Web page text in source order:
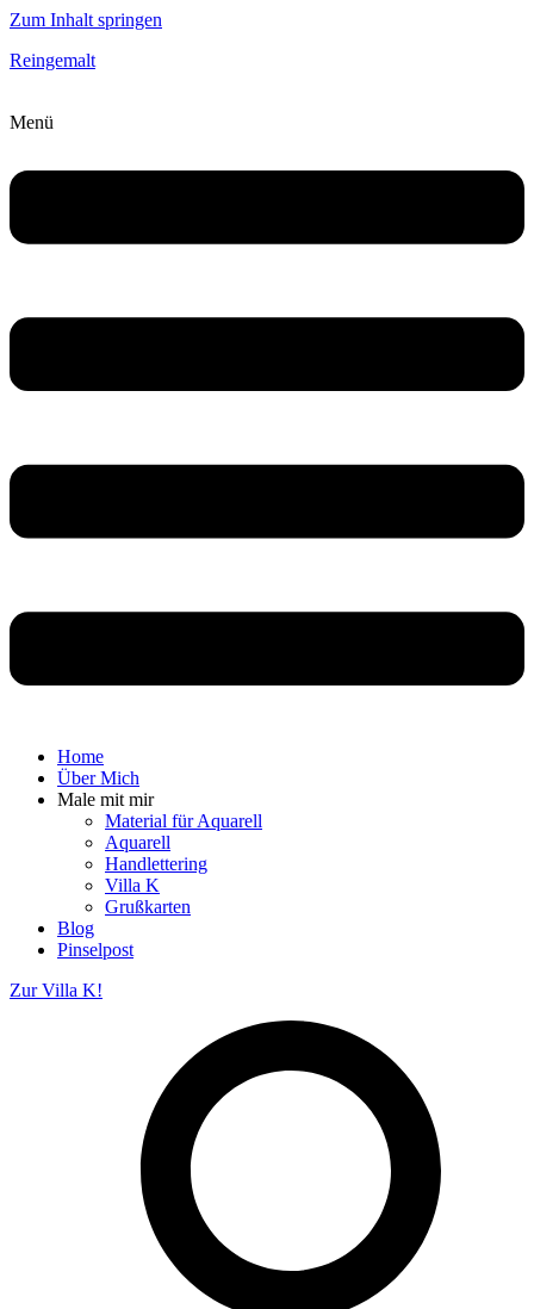
Zum Inhalt springen
Reingemalt
Menü
Home
Über Mich
Male mit mir
Material für Aquarell
Aquarell
Handlettering
Villa K
Grußkarten
Blog
Pinselpost
Zur Villa K!